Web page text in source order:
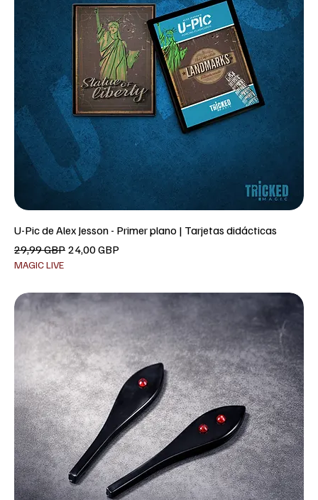
U-Pic de Alex Jesson - Primer plano | Tarjetas didácticas
Precio
29,99 GBP Precio de oferta
24,00 GBP
MAGIC LIVE